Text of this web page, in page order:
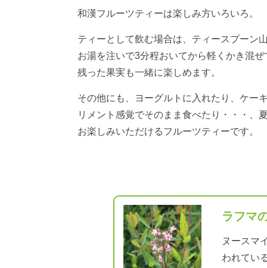
和漢フルーツティーは楽しみ方いろいろ。
ティーとして飲む場合は、ティースプーン
お湯を注いで3分程おいてから軽くかき混
残った果実も一緒に楽しめます。
その他にも、ヨーグルトに入れたり、ケー
リメント感覚でそのまま食べたり・・・、
お楽しみいただけるフルーツティーです。
ラフマ
ヌースマ
われてい